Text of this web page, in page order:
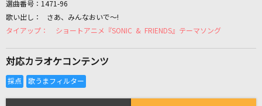
カラオケリクエスト
リアルタイムで歌われている曲の一覧
選曲番号： 1471-96
さあ、みんなおいで～!
ショートアニメ『SONIC & FRIENDS』テーマソング
対応カラオケコンテンツ